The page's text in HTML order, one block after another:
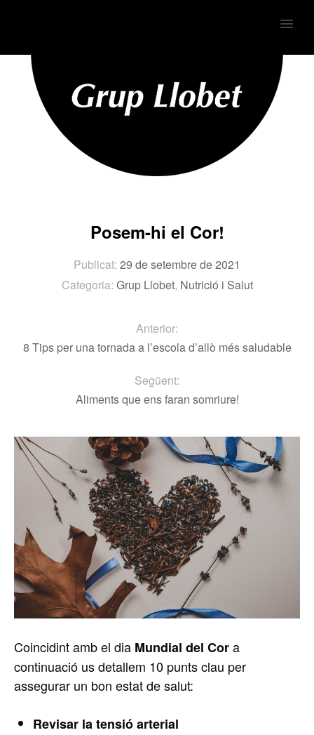
MENU
Coincidint amb el dia Mundial del Cora
continuació us detallem 10 punts clau per
assegurar un bon estat de salut:
Revisar la tensió arterial
Posem-hi el Cor!
Publicat: 29 de setembre de 2021
Categoria: Grup Llobet, Nutrició i Salut
Anterior:
8 Tips per una tornada a l’escola d’allò més saludable
Següent:
Aliments que ens faran somriure!